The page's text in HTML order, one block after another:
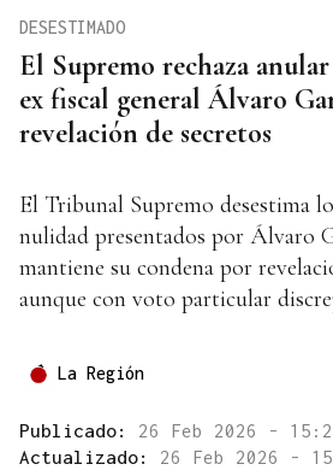
El Supremo rechaza
ex fiscal general Álvaro
revelación de secretos
DESESTIMADO
El Tribunal Supremo desestima
nulidad presentados por Álvaro
mantiene su condena por
aunque con voto particular
La Región
Publicado: 26 Feb 2026 -
Actualizado: 26 Feb 2026 -